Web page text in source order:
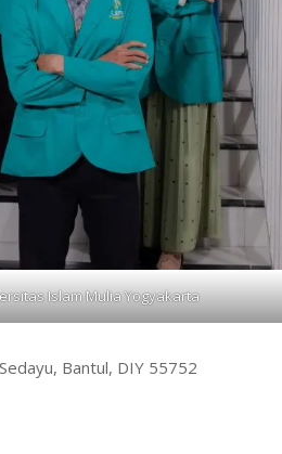
Islam Mulia Yogyakarta
Bantul, DIY 55752